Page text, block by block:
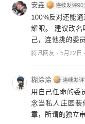
安垚
100%反对还能
耀眼。​ 建议改名
己，连他挑的委
腾讯网友 5月22日
糊涂涂
用自己任命的委
念当私人庄园装
章，所谓的独立